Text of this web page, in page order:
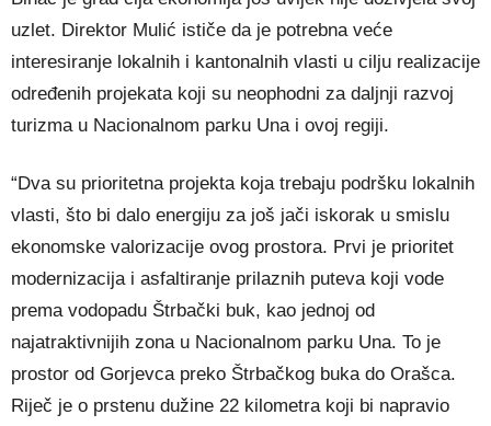
uzlet. Direktor Mulić ističe da je potrebna veće
interesiranje lokalnih i kantonalnih vlasti u cilju realizacije
određenih projekata koji su neophodni za daljnji razvoj
turizma u Nacionalnom parku Una i ovoj regiji.
“Dva su prioritetna projekta koja trebaju podršku lokalnih
vlasti, što bi dalo energiju za još jači iskorak u smislu
ekonomske valorizacije ovog prostora. Prvi je prioritet
modernizacija i asfaltiranje prilaznih puteva koji vode
prema vodopadu Štrbački buk, kao jednoj od
najatraktivnijih zona u Nacionalnom parku Una. To je
prostor od Gorjevca preko Štrbačkog buka do Orašca.
Riječ je o prstenu dužine 22 kilometra koji bi napravio